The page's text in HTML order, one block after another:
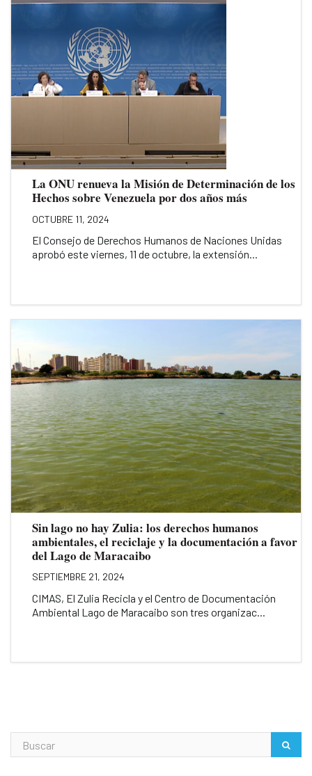
La ONU renueva la Misión de Determinación de los
Hechos sobre Venezuela por dos años más
OCTUBRE 11, 2024
El Consejo de Derechos Humanos de Naciones Unidas
aprobó este viernes, 11 de octubre, la extensión...
Sin lago no hay Zulia: los derechos humanos
ambientales, el reciclaje y la documentación a favor
del Lago de Maracaibo
SEPTIEMBRE 21, 2024
CIMAS, El Zulia Recicla y el Centro de Documentación
Ambiental Lago de Maracaibo son tres organizac...